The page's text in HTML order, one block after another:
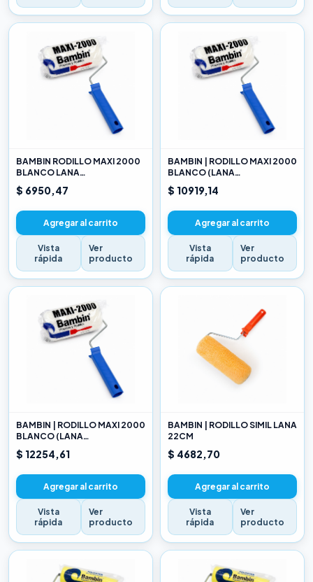
BAMBIN RODILLO MAXI 2000
BLANCO LANA
SELECCIONADA 10 CM
$ 6950,47
Agregar al carrito
Vista
rápida
Ver
producto
BAMBIN | RODILLO MAXI 2000
BLANCO (LANA
SELECCIONADA) 17CM
$ 10919,14
Agregar al carrito
Vista
rápida
Ver
producto
BAMBIN | RODILLO MAXI 2000
BLANCO (LANA
SELECCIONADA) 22CM
$ 12254,61
Agregar al carrito
Vista
rápida
Ver
producto
BAMBIN | RODILLO SIMIL LANA
22CM
$ 4682,70
Agregar al carrito
Vista
rápida
Ver
producto